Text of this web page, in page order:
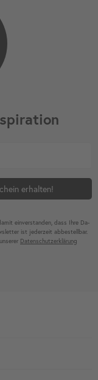
erhalten!
ein­ver­standen, dass Ihre Da­
ist jeder­zeit ab­bestel­lbar.
Daten­schutz­erklärung